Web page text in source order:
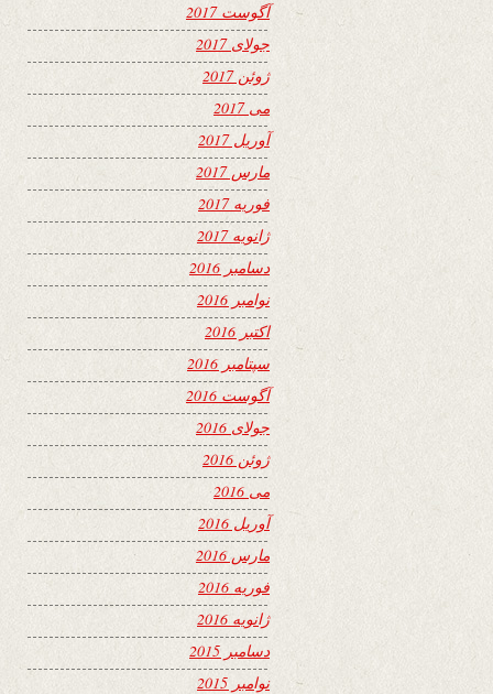
آگوست 2017
جولای 2017
ژوئن 2017
می 2017
آوریل 2017
مارس 2017
فوریه 2017
ژانویه 2017
دسامبر 2016
نوامبر 2016
اکتبر 2016
سپتامبر 2016
آگوست 2016
جولای 2016
ژوئن 2016
می 2016
آوریل 2016
مارس 2016
فوریه 2016
ژانویه 2016
دسامبر 2015
نوامبر 2015